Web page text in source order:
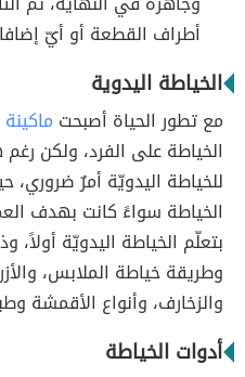
أطراف القطعة أو أيّ
الخياطة اليدوية
مع تطور الحياة أصبحت
الخياطة على الفرد، ولكن رغم
للخياطة اليدويّة أمرٌ ضروري،
الخياطة سواءً كانت بهدف
بتعلّم الخياطة اليدويّة أولاً،
وطريقة خياطة الملابس،
والزخارف، وأنواع الأقمشة
أدوات الخياطة